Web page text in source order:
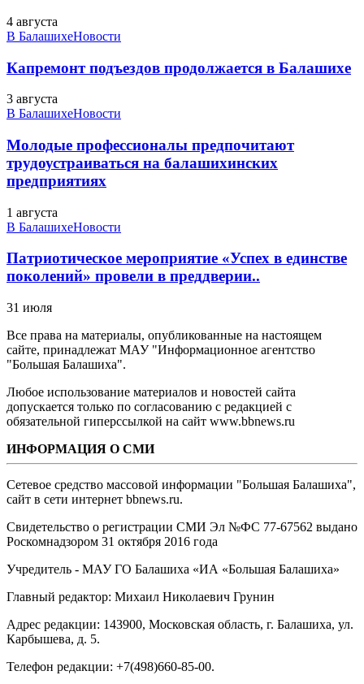
4 августа
В БалашихеНовости
Капремонт подъездов продолжается в Балашихе
3 августа
В БалашихеНовости
Молодые профессионалы предпочитают
трудоустраиваться на балашихинских
предприятиях
1 августа
В БалашихеНовости
Патриотическое мероприятие «Успех в единстве
поколений» провели в преддверии..
31 июля
Все права на материалы, опубликованные на настоящем
сайте, принадлежат МАУ "Информационное агентство
"Большая Балашиха".
Любое использование материалов и новостей сайта
допускается только по согласованию с редакцией с
обязательной гиперссылкой на сайт www.bbnews.ru
ИНФОРМАЦИЯ О СМИ
Сетевое средство массовой информации "Большая Балашиха",
сайт в сети интернет bbnews.ru.
Свидетельство о регистрации СМИ Эл №ФС ‎77-67562 выдано
Роскомнадзором 31 октября 2016 года
Учредитель - МАУ ГО Балашиха «ИА «Большая Балашиха»
Главный редактор: Михаил Николаевич Грунин
Адрес редакции: 143900, Московская область, г. Балашиха, ул.
Карбышева, д. 5.
Телефон редакции: +7(498)660-85-00.